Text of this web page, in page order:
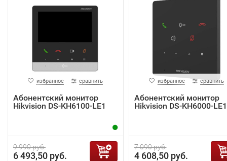
избранное сравнить
Абонентский монитор
Hikvision DS-KH6100-LE1
9 990 руб.
6 493,50 руб.
избранное сравнить
Абонентский монитор
Hikvision DS-KH6000-LE1
7 090 руб.
4 608,50 руб.